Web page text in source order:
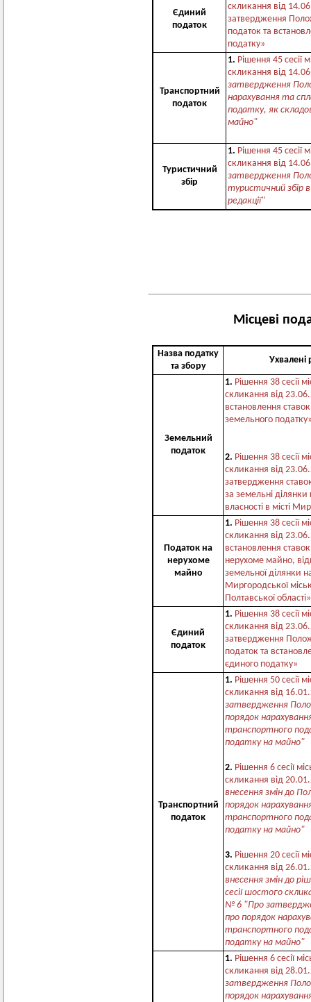
Єдиний
податок
скликання від
затвердження
податок та
податку»
Транспортний
податок
1. Рішення 45 сесії
скликання від
затвердження
нарахування та
податку, як
майно"
Туристичний
збір
1. Рішення 45 сесії
скликання від
затвердження
туристичний збір
редакції"
Місцеві
Назва податку
та збору
Ухвалені
Земельний
податок
1. Рішення 38 сесії
скликання від
встановлення ставок
земельного
2. Рішення 38 сесії
скликання від
затвердження
за земельні ділянки
власності в місті
Податок на
нерухоме
майно
1. Рішення 38 сесії
скликання від
встановлення
нерухоме майно,
земельної ділянки
Миргородської
Полтавської області»
Єдиний
податок
1. Рішення 38 сесії
скликання від
затвердження
податок та
єдиного податку»
Транспортний
податок
1. Рішення 50 сесії
скликання від
затвердження
порядок
транспортного
податку на майно"
2. Рішення 6 сесії
скликання від
внесення змін до
порядок
транспортного
податку на майно"
3. Рішення 20 сесії
скликання від
внесення змін до
сесії шостого
№ 6 "Про
про порядок
транспортного
податку на майно"
1. Рішення 6 сесії
скликання від
затвердження
порядок